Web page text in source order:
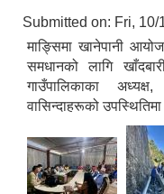
Submitted on: Fri, 10/
माङ्सिमा खानेपानी
समधानको लागि
गाउँपालिकाका
वासिन्दाहरूको